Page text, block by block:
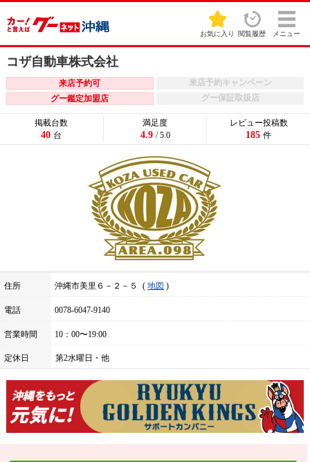
お気に入り 閲覧履歴 メニュー
コザ自動車株式会社
来店予約可
来店予約キャンペーン
グー鑑定加盟店
グー保証取扱店
住所 沖縄市美里６－２－５ 地図
電話 0078-6047-9140
営業時間 10：00〜19:00
定休日 第2水曜日・他
掲載台数
40 台
満足度
4.9 / 5.0
レビュー投稿数
185 件